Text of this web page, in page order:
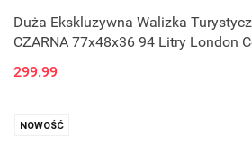
Duża Ekskluzywna Walizka
CZARNA 77x48x36 94 Litry London
299.99
NOWOŚĆ